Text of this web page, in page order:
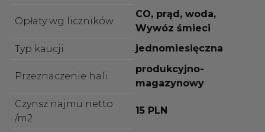
Opłaty wg liczników
CO, prąd, woda,
Wywóz śmieci
Typ kaucji
jednomiesięczna
Przeznaczenie hali
produkcyjno-
magazynowy
Czynsz najmu netto
/m2
15 PLN